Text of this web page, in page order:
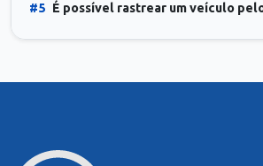
#5 É possível rastrear um veículo